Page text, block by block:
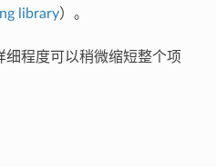
library）。
细程度可以稍微缩短整个项